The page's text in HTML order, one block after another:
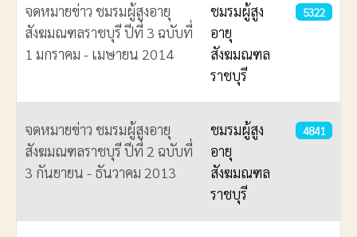
จดหมายข่าว ชมรมผู้สูงอายุ
สังฆมณฑลราชบุรี ปีที่ 3 ฉบับที่
1 มกราคม - เมษายน 2014
ชมรมผู้สูง
อายุ
สังฆมณฑล
ราชบุรี
5322
จดหมายข่าว ชมรมผู้สูงอายุ
สังฆมณฑลราชบุรี ปีที่ 2 ฉบับที่
3 กันยายน - ธันวาคม 2013
ชมรมผู้สูง
อายุ
สังฆมณฑล
ราชบุรี
4841